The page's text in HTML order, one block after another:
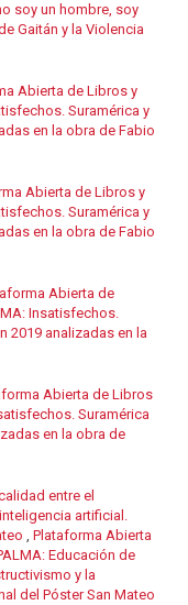
soy un hombre, soy
Gaitán y la Violencia
Abierta de Libros y
Suramérica y
en la obra de Fabio
Abierta de Libros y
Suramérica y
en la obra de Fabio
Abierta de
Insatisfechos.
2019 analizadas en la
Abierta de Libros
Suramérica
en la obra de
entre el
artificial.
, Plataforma Abierta
Educación de
y la
del Póster San Mateo